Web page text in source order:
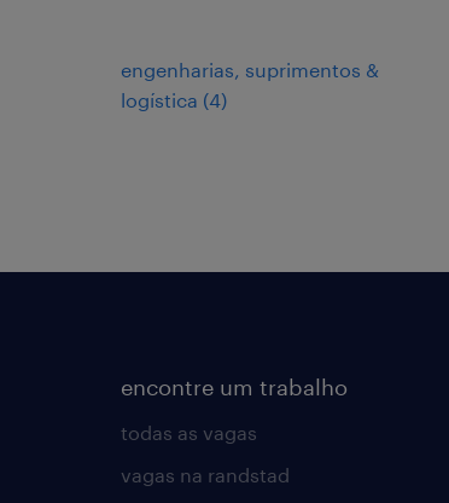
engenharias, suprimentos &
logística (4)
encontre um trabalho
todas as vagas
vagas na randstad